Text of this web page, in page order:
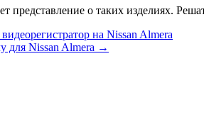
представление о таких изделиях.
на Nissan Almera
для Nissan Almera →